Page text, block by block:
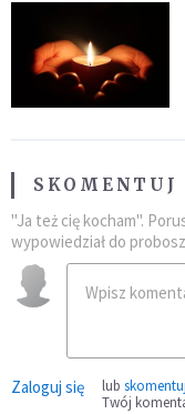
SKOMENTUJ
"Ja też cię kocham".
wypowiedział do
Zaloguj się lub
Twój